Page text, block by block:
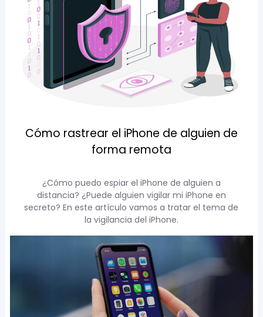
Cómo rastrear el iPhone de alguien de
forma remota
¿Cómo puedo espiar el iPhone de alguien a
distancia? ¿Puede alguien vigilar mi iPhone en
secreto? En este artículo vamos a tratar el tema de
la vigilancia del iPhone.